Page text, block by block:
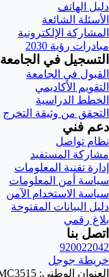
دليل الهاتف
الأسئلة الشائعة
المشاركة الإلكترونية
مبادرات رؤية 2030
التسجيل في الجامعة
القبول في الجامعة
التقويم الأكاديمي
الخطط الدراسية
التحقق من وثيقة التخرج
دعم فني
نظام تواصل
مشاركة المستفيد
إدارة تقنية المعلومات
سياسة أمن المعلومات
سياسة الاستخدام الآمن
دليل البيانات المفتوحة
بلاغ رقمي
اتصل بنا
920022042
خريطة جوجل
العنوان الوطني: DMMC3515